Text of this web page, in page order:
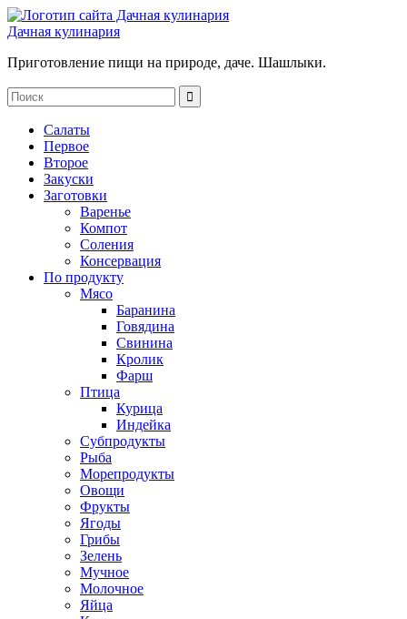
Дачная кулинария
Приготовление пищи на природе, даче. Шашлыки.
Салаты
Первое
Второе
Закуски
Заготовки
Варенье
Компот
Соления
Консервация
По продукту
Мясо
Баранина
Говядина
Свинина
Кролик
Фарш
Птица
Курица
Индейка
Субпродукты
Рыба
Морепродукты
Овощи
Фрукты
Ягоды
Грибы
Зелень
Мучное
Молочное
Яйца